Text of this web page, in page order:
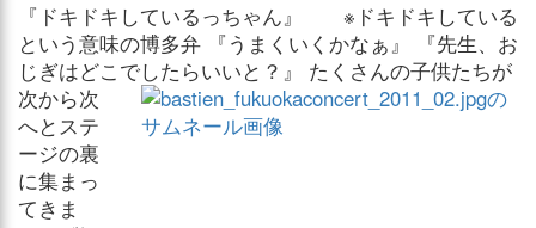
『ドキドキしているっちゃん』 ※ドキドキしている
という意味の博多弁 『うまくいくかなぁ』 『先生、お
じぎはどこでしたらいいと？』 たくさんの子供たちが
次から次
へとステ
ージの裏
に集まっ
てきま